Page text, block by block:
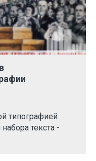
типографией
текста -